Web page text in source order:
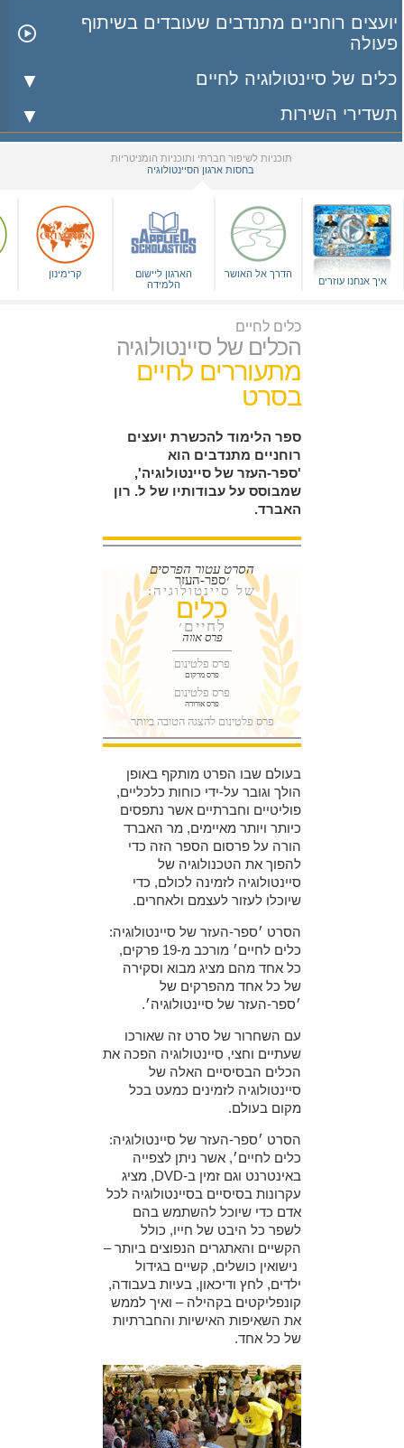
יועצים רוחניים מתנדבים שעובדים בשיתוף
פעולה
כלים של סיינטולוגיה לחיים
תשדירי השירות
תוכניות לשיפור חברתי ותוכניות הומניטריות
בחסות ארגון הסיינטולוגיה
איך אנחנו עוזרים
הדרך אל האושר
הארגון ליישום
הלמידה
קרימינון
כלים לחיים
הכלים של סיינטולוגיה
מתעוררים לחיים
בסרט
ספר הלימוד להכשרת יועצים
רוחניים מתנדבים הוא
'ספר-העזר של סיינטולוגיה',
שמבוסס על עבודותיו של ל. רון
האברד.
הסרט עטור הפרסים
׳ספר-העזר
של סיינטולוגיה:
כלים
לחיים׳
פרס אווה
פרס פלטינום
פרס מרקום
פרס פלטינום
פרס אורורה
פרס פלטינום להצגה הטובה ביותר
בעולם שבו הפרט מותקף באופן
הולך וגובר על-ידי כוחות כלכליים,
פוליטיים וחברתיים אשר נתפסים
כיותר ויותר מאיימים, מר האברד
הורה על פרסום הספר הזה כדי
להפוך את הטכנולוגיה של
סיינטולוגיה לזמינה לכולם, כדי
שיוכלו לעזור לעצמם ולאחרים.
הסרט ׳ספר-העזר של סיינטולוגיה:
כלים לחיים׳ מורכב מ-19 פרקים,
כל אחד מהם מציג מבוא וסקירה
של כל אחד מהפרקים של
׳ספר-העזר של סיינטולוגיה׳.
עם השחרור של סרט זה שאורכו
שעתיים וחצי, סיינטולוגיה הפכה את
הכלים הבסיסיים האלה של
סיינטולוגיה לזמינים כמעט בכל
מקום בעולם.
הסרט ׳ספר-העזר של סיינטולוגיה:
כלים לחיים׳, אשר ניתן לצפייה
באינטרנט וגם זמין ב-DVD, מציג
עקרונות בסיסיים בסיינטולוגיה לכל
אדם כדי שיוכל להשתמש בהם
לשפר כל היבט של חייו, כולל
הקשיים והאתגרים הנפוצים ביותר –
נישואין כושלים, קשיים בגידול
ילדים, לחץ ודיכאון, בעיות בעבודה,
קונפליקטים בקהילה – ואיך לממש
את השאיפות האישיות והחברתיות
של כל אחד.